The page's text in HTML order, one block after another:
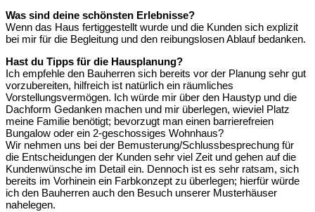
Was sind deine schönsten Erlebnisse?
Wenn das Haus fertiggestellt wurde und die Kunden sich explizit
bei mir für die Begleitung und den reibungslosen Ablauf bedanken.
Hast du Tipps für die Hausplanung?
Ich empfehle den Bauherren sich bereits vor der Planung sehr gut
vorzubereiten, hilfreich ist natürlich ein räumliches
Vorstellungsvermögen. Ich würde mir über den Haustyp und die
Dachform Gedanken machen und mir überlegen, wieviel Platz
meine Familie benötigt; bevorzugt man einen barrierefreien
Bungalow oder ein 2-geschossiges Wohnhaus?
Wir nehmen uns bei der Bemusterung/Schlussbesprechung für
die Entscheidungen der Kunden sehr viel Zeit und gehen auf die
Kundenwünsche im Detail ein. Dennoch ist es sehr ratsam, sich
bereits im Vorhinein ein Farbkonzept zu überlegen; hierfür würde
ich den Bauherren auch den Besuch unserer Musterhäuser
nahelegen.